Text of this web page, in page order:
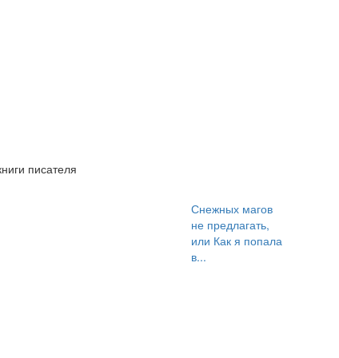
писателя
Снежных магов
не предлагать,
или Как я попала
в...